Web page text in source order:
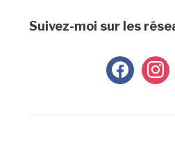
Suivez-moi sur les
facebook